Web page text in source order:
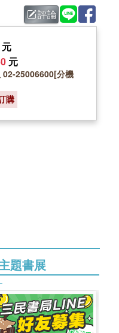
評論
元
02-25006600[分機
購
題書展